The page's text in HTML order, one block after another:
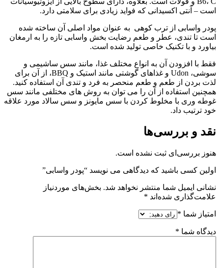
است – آنتی اکسیدانی که فواید زیادی برای سلامتی دارد.
پودر واسابی از ترب کوهی به عنوان مواد اصلی آن ساخته شده
است تا تندی، عطر و طعم رضایت بخش واسابی تازه را به ارمغان
بیاورد و با تکنیک خاصی تولید شده است.
فقط با افزودن آن به انواع مختلف غذا، مانند سس ساشیمی و
سوشی، Udon و غذاهای گوشتی مانند استیک و BBQ، از آن برای
لذت بردن از طعم و طعم منحصر به فرد و تندی آن استفاده کنید.
همچنین استفاده از آن را می توان به روش های مختلفی مانند سس
غوطه وری با مخلوط کردن با سس مایونز و سس سالاد مورد علاقه
خود ترتیب داد.
نقد و بررسی‌ها
هنوز بررسی‌ای ثبت نشده است.
اولین کسی باشید که دیدگاهی می نویسد “پودر واسابی”
نشانی ایمیل شما منتشر نخواهد شد. بخش‌های موردنیاز
علامت‌گذاری شده‌اند *
امتیاز شما *
دیدگاه شما *